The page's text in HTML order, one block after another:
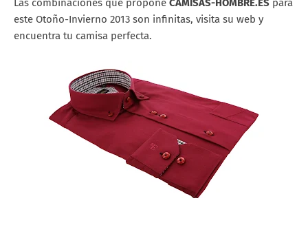
Las combinaciones que propone CAMISAS-HOMBRE.ES para
este Otoño-Invierno 2013 son infinitas, visita su web y
encuentra tu camisa perfecta.